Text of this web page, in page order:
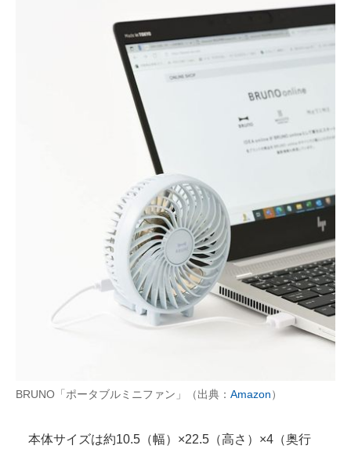
BRUNO「ポータブルミニファン」（出典： Amazon）
本体サイズは約10.5（幅）×22.5（高さ）×4（奥行